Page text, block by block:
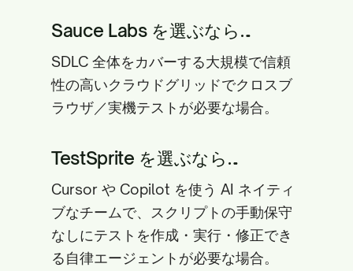
Sauce Labs を選ぶなら…
SDLC 全体をカバーする大規模で信頼
性の高いクラウドグリッドでクロスブ
ラウザ／実機テストが必要な場合。
TestSprite を選ぶなら…
Cursor や Copilot を使う AI ネイティ
ブなチームで、スクリプトの手動保守
なしにテストを作成・実行・修正でき
る自律エージェントが必要な場合。